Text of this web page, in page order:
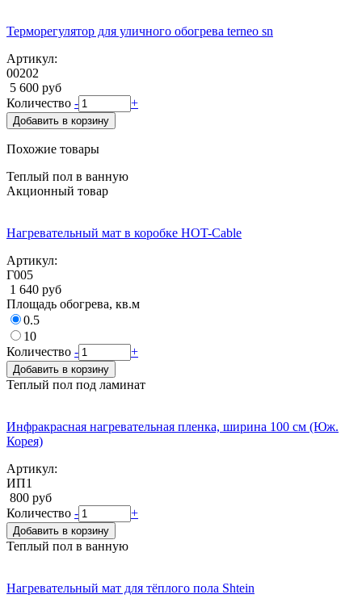
Терморегулятор для уличного обогрева terneo sn
Артикул:
00202
5 600 руб
Количество - +
Добавить в корзину
Похожие товары
Теплый пол в ванную
Акционный товар
Нагревательный мат в коробке HOT-Cable
Артикул:
Г005
1 640 руб
Площадь обогрева, кв.м
0.5
10
Количество - +
Добавить в корзину
Теплый пол под ламинат
Инфракрасная нагревательная пленка, ширина 100 см (Юж.
Корея)
Артикул:
ИП1
800 руб
Количество - +
Добавить в корзину
Теплый пол в ванную
Нагревательный мат для тёплого пола Shtein